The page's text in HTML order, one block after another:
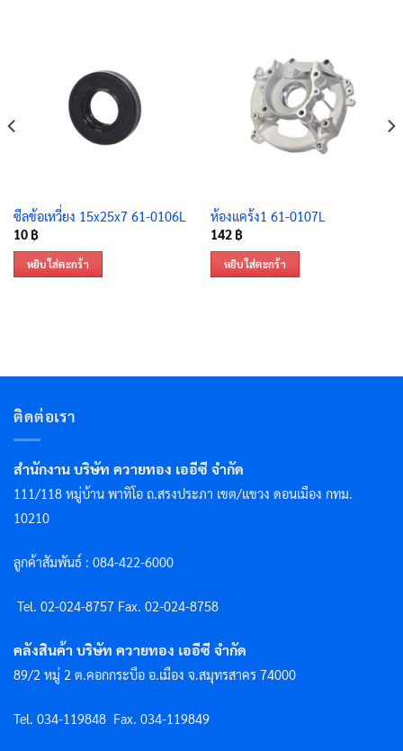
ซีลข้อเหวี่ยง 15x25x7 61-0106L
10 ฿
หยิบใส่ตะกร้า
ห้องแคร้ง1 61-0107L
142 ฿
หยิบใส่ตะกร้า
ติดต่อเรา
สำนักงาน บริษัท ควายทอง เออีซี จำกัด
111/118 หมู่บ้าน พาทิโอ ถ.สรงประภา เขต/แขวง ดอนเมือง กทม.
10210
ลูกค้าสัมพันธ์ : 084-422-6000
Tel. 02-024-8757 Fax. 02-024-8758
คลังสินค้า บริษัท ควายทอง เออีซี จำกัด
89/2 หมู่ 2 ต.คอกกระบือ อ.เมือง จ.สมุทรสาคร 74000
Tel. 034-119848 Fax. 034-119849